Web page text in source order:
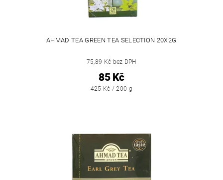
AHMAD TEA GREEN TEA SELECTION 20X2G
75,89 Kč bez DPH
85 Kč
425 Kč / 200 g